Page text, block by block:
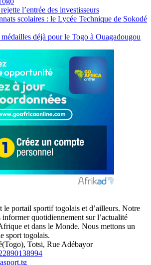
l’entrée des investisseurs
scolaires : le Lycée Technique de Sokodé
déjà pour le Togo à Ouagadougou
le portail sportif togolais et d’ailleurs. Notre
informer quotidiennement sur l’actualité
et dans le Monde. Nous mettons un
sport togolais.
Totsi, Rue Adébayor